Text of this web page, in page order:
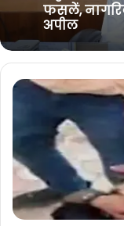
गरियाबंद
नहीं :
फसलें,
अपील
गरियाबंद
दुकाने,